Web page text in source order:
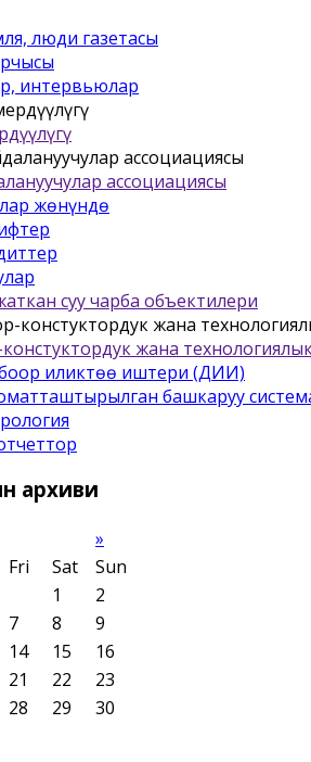
люди газетасы
интервьюлар
ассоциациясы
жѳнүндѳ
суу чарба объектилери
жана
иликтѳѳ иштери (ДИИ)
башкаруу
архиви
»
Fri Sat
Sun
1
2
7 8
9
14 15
16
21 22
23
28 29
30